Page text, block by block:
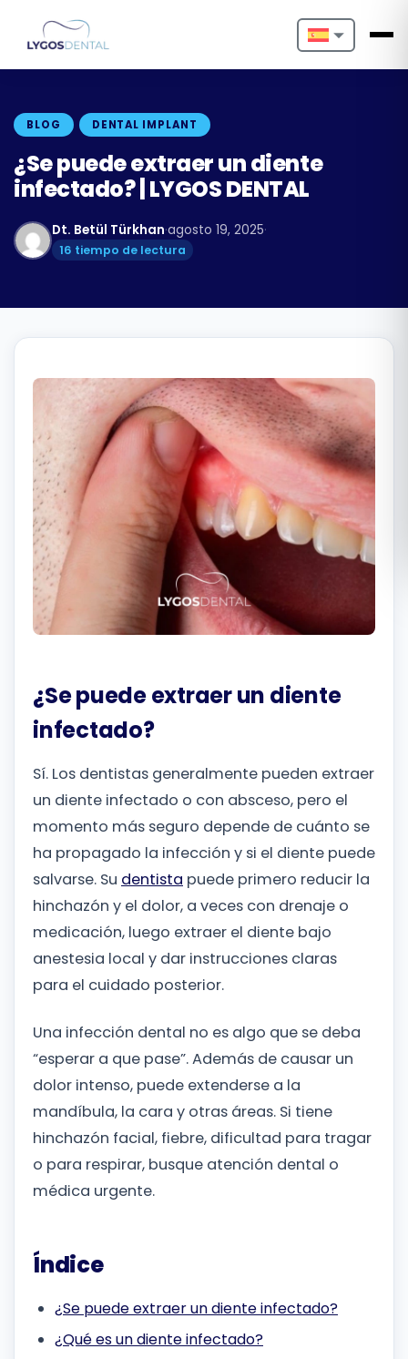
Nederlands
Français
Deutsch
Български
Română
Русский
BLOG DENTAL IMPLANT
¿Se puede extraer un diente
infectado? | LYGOS DENTAL
Dt. Betül Türkhan·agosto 19, 2025·
16 tiempo de lectura
¿Se puede extraer un diente
infectado?
Sí. Los dentistas generalmente pueden extraer
un diente infectado o con absceso, pero el
momento más seguro depende de cuánto se
ha propagado la infección y si el diente puede
salvarse. Su dentista puede primero reducir la
hinchazón y el dolor, a veces con drenaje o
medicación, luego extraer el diente bajo
anestesia local y dar instrucciones claras
para el cuidado posterior.
Una infección dental no es algo que se deba
“esperar a que pase”. Además de causar un
dolor intenso, puede extenderse a la
mandíbula, la cara y otras áreas. Si tiene
hinchazón facial, fiebre, dificultad para tragar
o para respirar, busque atención dental o
médica urgente.
Índice
¿Se puede extraer un diente infectado?
¿Qué es un diente infectado?